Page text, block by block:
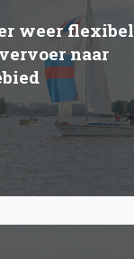
weer flexibel
naar